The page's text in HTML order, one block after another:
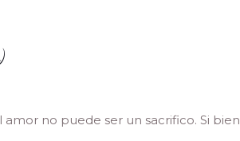
no puede ser un sacrifico. Si bien